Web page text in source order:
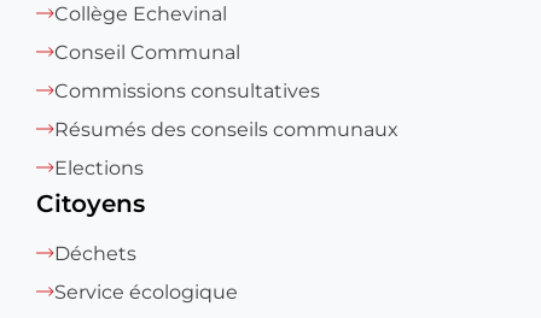
Collège Echevinal
Conseil Communal
Commissions consultatives
Résumés des conseils communaux
Elections
Citoyens
Déchets
Service écologique